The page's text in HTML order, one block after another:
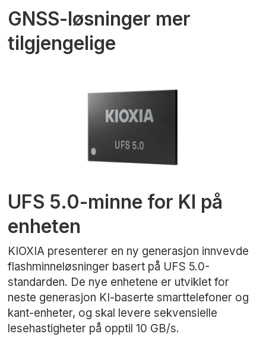
GNSS-løsninger mer
tilgjengelige
UFS 5.0-minne for KI på
enheten
KIOXIA presenterer en ny generasjon innvevde
flashminneløsninger basert på UFS 5.0-
standarden. De nye enhetene er utviklet for
neste generasjon KI-baserte smarttelefoner og
kant-enheter, og skal levere sekvensielle
lesehastigheter på opptil 10 GB/s.